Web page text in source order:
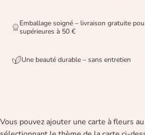
Emballage soigné – livraison gratuite
supérieures à 50 €
Une beauté durable – sans entretien
Vous pouvez ajouter une carte à fleurs